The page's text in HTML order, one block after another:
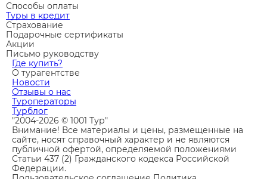
Способы оплаты
Туры в кредит
Страхование
Подарочные сертификаты
Акции
Письмо руководству
Где купить?
О турагентстве
Новости
Отзывы о нас
Туроператоры
Турблог
"2004-2026 © 1001 Тур"
Внимание! Все материалы и цены, размещенные на
сайте, носят справочный характер и не являются
публичной офертой, определяемой положениями
Статьи 437 (2) Гражданского кодекса Российской
Федерации.